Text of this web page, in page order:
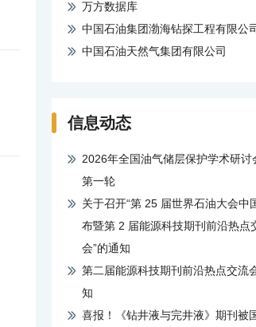
万方数据库
中国石油集团渤海钻探工程有限公
中国石油天然气集团有限公司
信息动态
2026年全国油气储层保护学术研讨
第一轮
关于召开“第 25 届世界石油大会中
布暨第 2 届能源科技期刊前沿热点
会”的通知
第二届能源科技期刊前沿热点交流
知
喜报！《钻井液与完井液》期刊被